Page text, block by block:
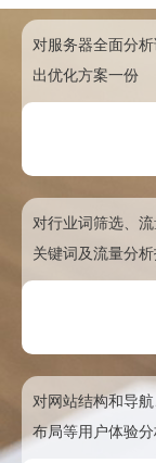
对服务器全面分
出优化方案一份
对行业词筛选、
关键词及流量分
对网站结构和导
布局等用户体验